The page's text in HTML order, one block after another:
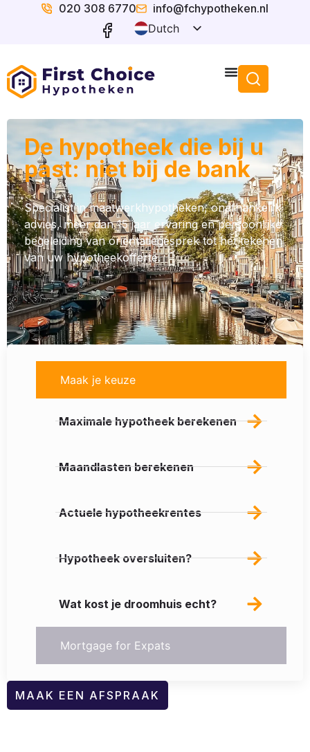
020 308 6770
info@fchypotheken.nl
Dutch
De hypotheek die bij u
past: niet bij de bank
Specialist in maatwerkhypotheken, onafhankelijk
advies, meer dan 15 jaar ervaring en persoonlijke
begeleiding van oriëntatiegesprek tot het tekenen
van uw hypotheekofferte.
Maak je keuze
Mortgage for Expats
Maximale hypotheek berekenen
Maandlasten berekenen
Actuele hypotheekrentes
Hypotheek oversluiten?
Wat kost je droomhuis echt?
MAAK EEN AFSPRAAK